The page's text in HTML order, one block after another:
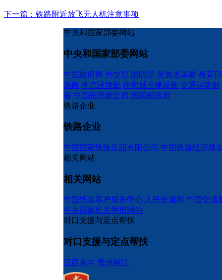
下一篇：铁路附近放飞无人机注意事项
中央和国家部委网站
中央和国家部委网站
中国政府网 外交部 国防部 发展改革委 教育部
源部 生态环境部 住房城乡建设部 交通运输部
署 中国民用航空局 国家邮政局
铁路企业
铁路企业
中国国家铁路集团有限公司 中国铁路经济规
相关网站
相关网站
中国铁路客户服务中心 人民铁道网 中国交通
中央国家机关举报网站
对口支援与定点帮扶
对口支援与定点帮扶
江西永丰 贵州榕江